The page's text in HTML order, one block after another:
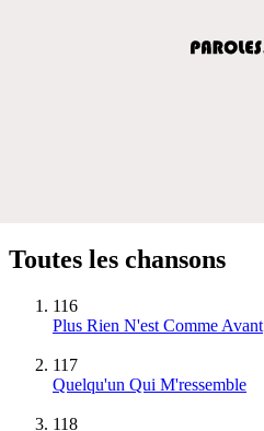
Toutes les chansons
116
Plus Rien N'est Comme Avant
117
Quelqu'un Qui M'ressemble
118